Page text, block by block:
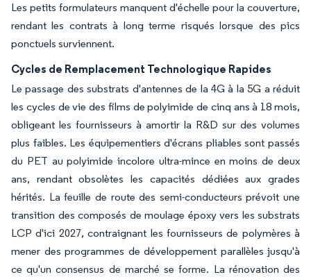
Les petits formulateurs manquent d'échelle pour la couverture,
rendant les contrats à long terme risqués lorsque des pics
ponctuels surviennent.
Cycles de Remplacement Technologique Rapides
Le passage des substrats d'antennes de la 4G à la 5G a réduit
les cycles de vie des films de polyimide de cinq ans à 18 mois,
obligeant les fournisseurs à amortir la R&D sur des volumes
plus faibles. Les équipementiers d'écrans pliables sont passés
du PET au polyimide incolore ultra-mince en moins de deux
ans, rendant obsolètes les capacités dédiées aux grades
hérités. La feuille de route des semi-conducteurs prévoit une
transition des composés de moulage époxy vers les substrats
LCP d'ici 2027, contraignant les fournisseurs de polymères à
mener des programmes de développement parallèles jusqu'à
ce qu'un consensus de marché se forme. La rénovation des